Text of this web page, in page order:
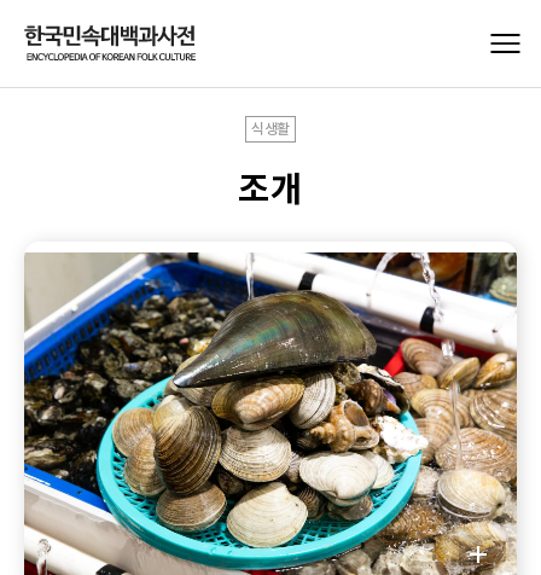
식생활
조개